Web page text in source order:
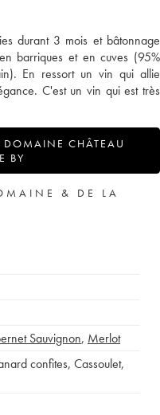
durant 3 mois et bâtonnage
barriques et en cuves (95%
En ressort un vin qui allie
C'est un vin qui est très
DOMAINE CHÂTEAU
BY
& DE LA
Sauvignon, Merlot
confites, Cassoulet,